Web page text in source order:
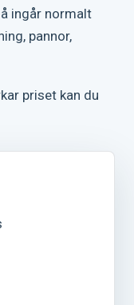
ingår normalt
pannor,
priset kan du